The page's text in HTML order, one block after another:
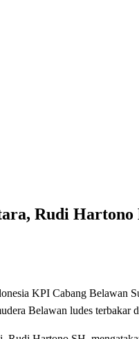
Rudi
KPI Cabang Belawan
Belawan ludes